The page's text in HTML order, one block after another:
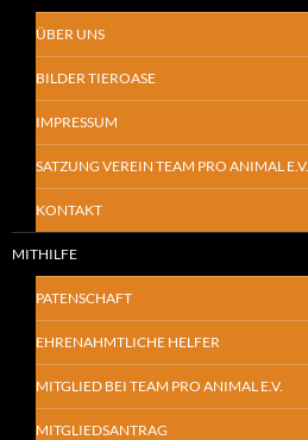
ÜBER UNS
BILDER TIEROASE
IMPRESSUM
SATZUNG VEREIN TEAM PRO ANIMAL E.V.
KONTAKT
MITHILFE
PATENSCHAFT
EHRENAHMTLICHE HELFER
MITGLIED BEI TEAM PRO ANIMAL E.V.
MITGLIEDSANTRAG